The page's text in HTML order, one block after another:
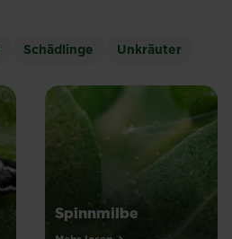
Schädlinge Unkräuter
Spinnmilbe